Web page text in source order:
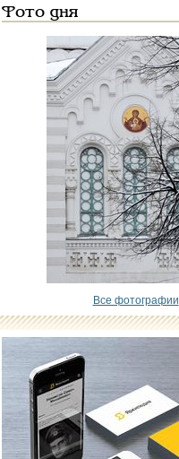
Фото дня
Все фотографии